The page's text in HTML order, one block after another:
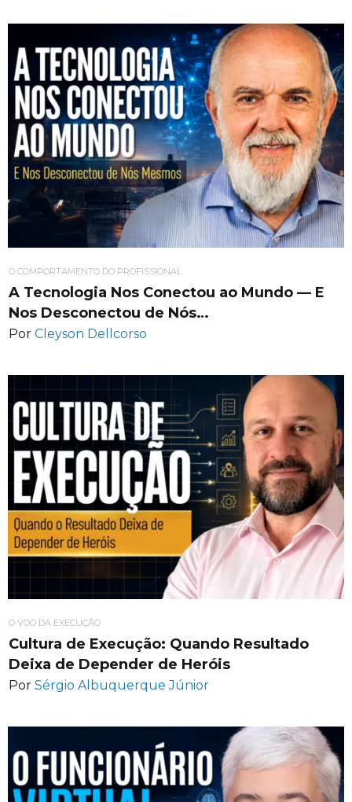
O COMPORTAMENTO DO PROFISSIONAL
A Tecnologia Nos Conectou ao Mundo — E
Nos Desconectou de Nós…
Por Cleyson Dellcorso
O VOO DA EXECUÇÃO
Cultura de Execução: Quando Resultado
Deixa de Depender de Heróis
Por Sérgio Albuquerque Júnior